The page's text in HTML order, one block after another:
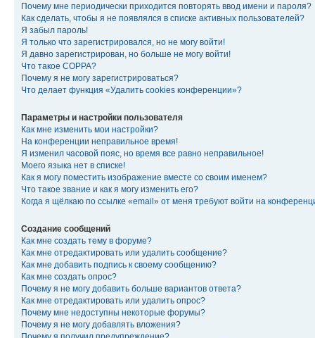
Почему мне периодически приходится повторять ввод имени и пароля?
Как сделать, чтобы я не появлялся в списке активных пользователей?
Я забыл пароль!
Я только что зарегистрировался, но не могу войти!
Я давно зарегистрирован, но больше не могу войти!
Что такое COPPA?
Почему я не могу зарегистрироваться?
Что делает функция «Удалить cookies конференции»?
Параметры и настройки пользователя
Как мне изменить мои настройки?
На конференции неправильное время!
Я изменил часовой пояс, но время все равно неправильное!
Моего языка нет в списке!
Как я могу поместить изображение вместе со своим именем?
Что такое звание и как я могу изменить его?
Когда я щёлкаю по ссылке «email» от меня требуют войти на
Создание сообщений
Как мне создать тему в форуме?
Как мне отредактировать или удалить сообщение?
Как мне добавить подпись к своему сообщению?
Как мне создать опрос?
Почему я не могу добавить больше вариантов ответа?
Как мне отредактировать или удалить опрос?
Почему мне недоступны некоторые форумы?
Почему я не могу добавлять вложения?